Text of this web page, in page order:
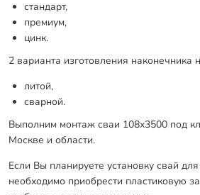
стандарт,
премиум,
цинк.
2 варианта изготовления наконечника
литой,
сварной.
Выполним монтаж сваи 108х3500 под
Москве и области.
Если Вы планируете установку свай
необходимо приобрести пластиковую